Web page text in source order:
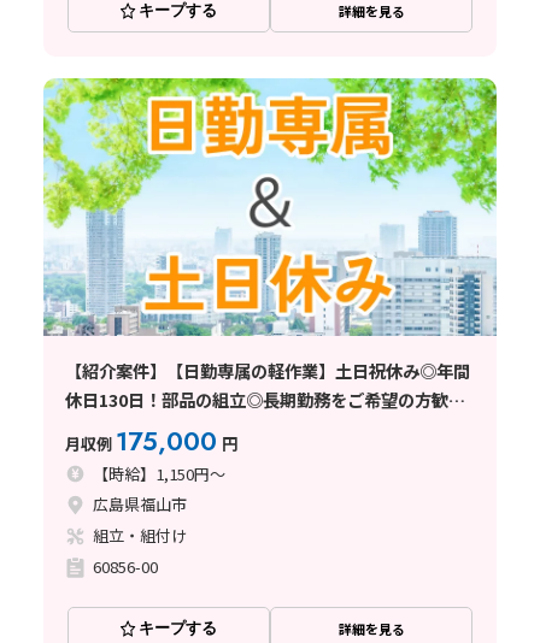
キープする 詳細を見る
【紹介案件】【日勤専属の軽作業】土日祝休み◎年間
休日130日！部品の組立◎長期勤務をご希望の方歓迎
月収例 175,000 円
【時給】1,150円～
広島県福山市
組立・組付け
60856-00
キープする 詳細を見る